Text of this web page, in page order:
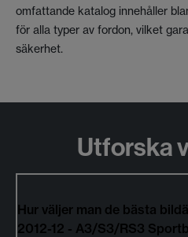
omfattande katalog innehåller
för alla typer av fordon, vilket
säkerhet.
Utforska
Hur väljer man de bästa
2012-12 - A3/S3/RS3